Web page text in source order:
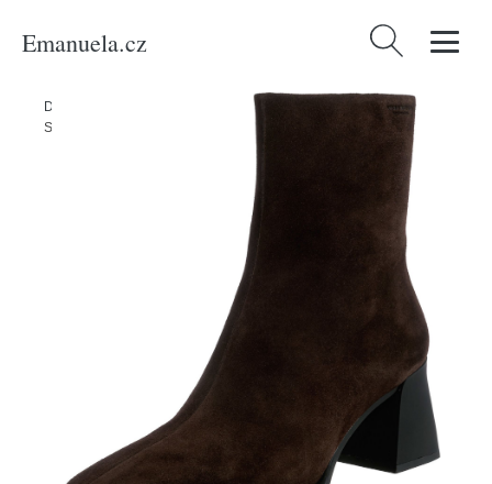
Emanuela.cz Vyhledávání
Domů
Nízké kozačky 'Hedda' VAGABOND
SHOEMAKERS hnědá